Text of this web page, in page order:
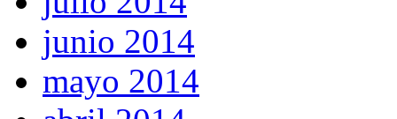
junio 2014
mayo 2014